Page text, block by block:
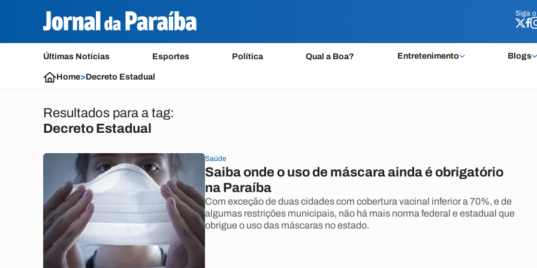
Siga o
Últimas Notícias Esportes Política Qual a Boa? Entretenimento Blogs
Siga o
Home>Decreto Estadual
Resultados para a tag:
Decreto Estadual
Saúde
Saiba onde o uso de máscara ainda é obrigatório
na Paraíba
Com exceção de duas cidades com cobertura vacinal inferior a 70%, e de
algumas restrições municipais, não há mais norma federal e estadual que
obrigue o uso das máscaras no estado.